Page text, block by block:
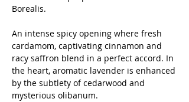
Borealis.
An intense spicy opening where fresh
cardamom, captivating cinnamon and
racy saffron blend in a perfect accord. In
the heart, aromatic lavender is enhanced
by the subtlety of cedarwood and
mysterious olibanum.